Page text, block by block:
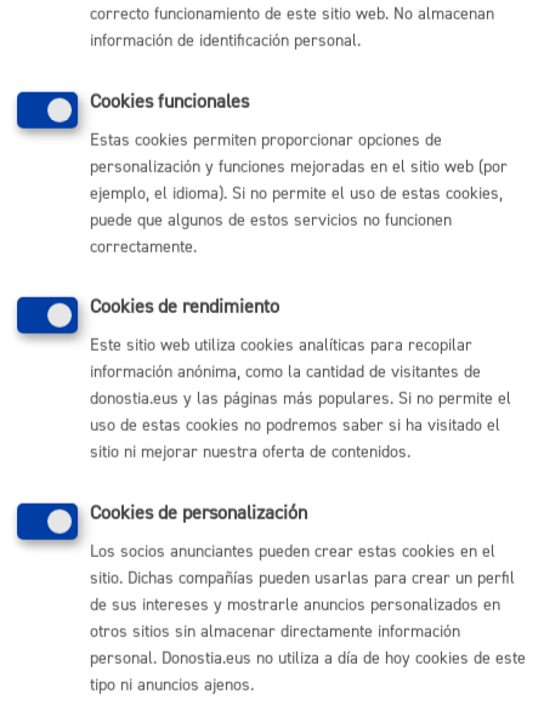
Por Temas
Por Hechos Vitales
Comunícate con el Ayuntamiento de Donostia / San
Sebastián
(+34) 943 481 000
Buzón de la ciudadanía
Informar de un error en la web
Enlaces útiles
Perfil del contratante
Sede electrónica
Mapas - GeoDonostia
Sala de prensa
Mapa web
Otras páginas web corporativas
correcto funcionamiento de este sitio web. No almacenan
información de identificación personal.
Cookies funcionales
Estas cookies permiten proporcionar opciones de
personalización y funciones mejoradas en el sitio web (por
ejemplo, el idioma). Si no permite el uso de estas cookies,
puede que algunos de estos servicios no funcionen
correctamente.
Cookies de rendimiento
Este sitio web utiliza cookies analíticas para recopilar
información anónima, como la cantidad de visitantes de
donostia.eus y las páginas más populares. Si no permite el
uso de estas cookies no podremos saber si ha visitado el
sitio ni mejorar nuestra oferta de contenidos.
Cookies de personalización
Los socios anunciantes pueden crear estas cookies en el
sitio. Dichas compañías pueden usarlas para crear un perfil
de sus intereses y mostrarle anuncios personalizados en
otros sitios sin almacenar directamente información
personal. Donostia.eus no utiliza a día de hoy cookies de este
tipo ni anuncios ajenos.